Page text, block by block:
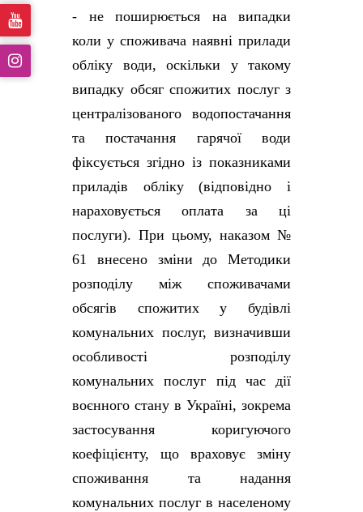
- не поширюється на випадки
коли у споживача наявні прилади
обліку води, оскільки у такому
випадку обсяг спожитих послуг з
централізованого водопостачання
та постачання гарячої води
фіксується згідно із показниками
приладів обліку (відповідно і
нараховується оплата за ці
послуги). При цьому, наказом №
61 внесено зміни до Методики
розподілу між споживачами
обсягів спожитих у будівлі
комунальних послуг, визначивши
особливості розподілу
комунальних послуг під час дії
воєнного стану в Україні, зокрема
застосування коригуючого
коефіцієнту, що враховує зміну
споживання та надання
комунальних послуг в населеному